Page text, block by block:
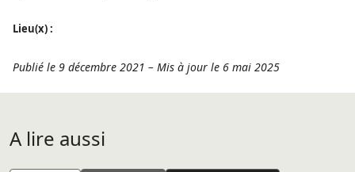
Lieu(x) :
Publié le 9 décembre 2021 – Mis à jour le 6 mai 2025
A lire aussi